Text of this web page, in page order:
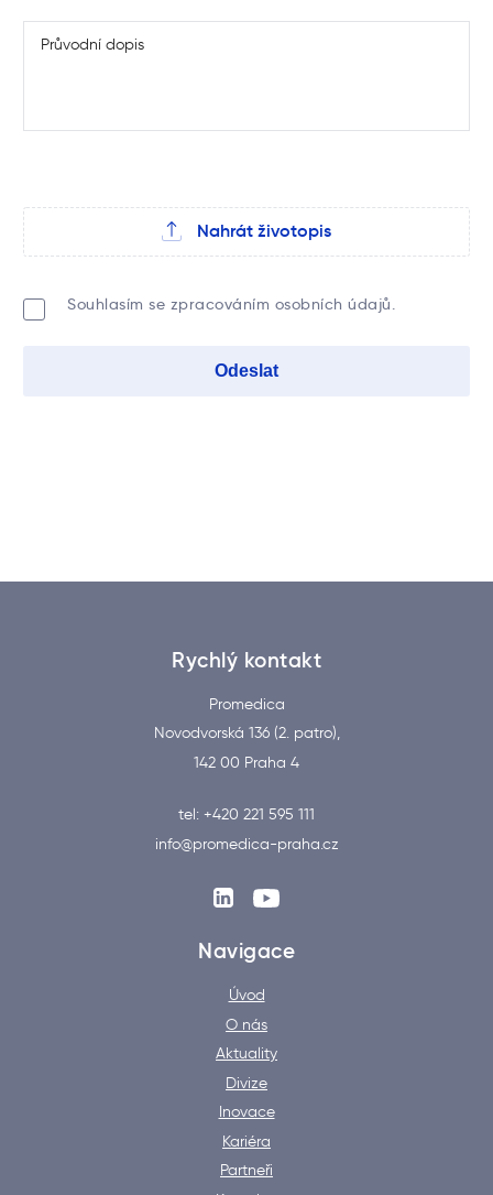
Průvodní dopis
Nahrát životopis
Souhlasím se zpracováním osobních údajů.
Rychlý kontakt
Promedica
Novodvorská 136 (2. patro),
142 00 Praha 4
tel: +420 221 595 111
info@promedica-praha.cz
Navigace
Úvod
O nás
Aktuality
Divize
Inovace
Kariéra
Partneři